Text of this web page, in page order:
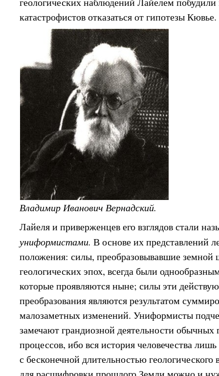
катастрофистов отказаться от гипотезы Кювье.
Владимир Иванович Вернадский.
Лайеля и приверженцев его взглядов стали
униформистами.В основе их представлений
положения: силы, преобразовывавшие
геологических эпох, всегда были
которые проявляются ныне; силы эти
преобразования являются результатом
малозаметных изменений. Униформисты
замечают грандиозной деятельности обычных
процессов, ибо вся история человечества
с бесконечной длительностью